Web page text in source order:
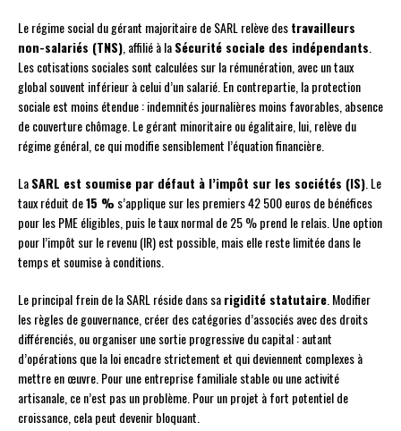
Le régime social du gérant majoritaire de SARL relève destravailleurs
non-salariés (TNS) , affilié à laSécurité sociale des indépendants
Les cotisations sociales sont calculées sur la rémunération, avec un taux
global souvent inférieur à celui d’un salarié. En contrepartie, la protection
sociale est moins étendue : indemnités journalières moins favorables, absence
de couverture chômage. Le gérant minoritaire ou égalitaire, lui, relève du
régime général, ce qui modifie sensiblement l’équation financière.
LaSARL est soumise par défaut à l’impôt sur les sociétés (IS) . Le
taux réduit de15 % s’applique sur les premiers 42 500 euros de bénéfices
pour les PME éligibles, puis le taux normal de 25 % prend le relais. Une option
pour l’impôt sur le revenu (IR) est possible, mais elle reste limitée dans le
temps et soumise à conditions.
Le principal frein de la SARL réside dans sarigidité statutaire . Modifier
les règles de gouvernance, créer des catégories d’associés avec des droits
différenciés, ou organiser une sortie progressive du capital : autant
d’opérations que la loi encadre strictement et qui deviennent complexes à
mettre en œuvre. Pour une entreprise familiale stable ou une activité
artisanale, ce n’est pas un problème. Pour un projet à fort potentiel de
croissance, cela peut devenir bloquant.